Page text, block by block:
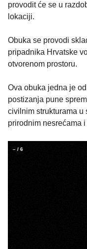
provodit će se u
lokaciji.
Obuka se provodi
pripadnika Hrvatske
otvorenom prostoru.
Ova obuka jedna je
postizanja pune
civilnim strukturama u
prirodnim nesrećama
– / 6